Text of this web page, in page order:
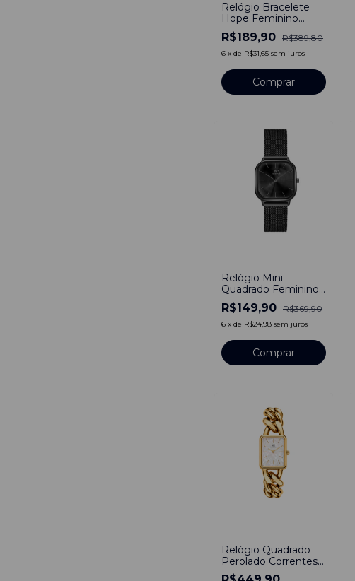
Relógio Bracelete
Hope Feminino
Quadrado Prata
R$189,90 R$389,80
6 x de R$31,65 sem juros
Relógio Mini
Quadrado Feminino
Bays Preto 30mm -
Aço Inoxidável
R$149,90 R$369,90
6 x de R$24,98 sem juros
Comprar
Relógio Quadrado
Perolado Correntes
de Aço Inoxidável